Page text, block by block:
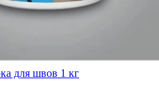
для швов 1 кг